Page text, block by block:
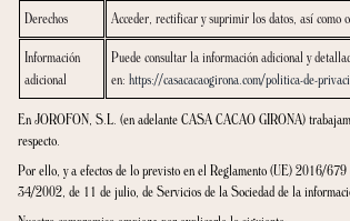
Legitimación Consentimiento expreso,
Destinatarios
No se cederán datos a terceros,
a empresas especializadas en
por obligación legal.
Derechos Acceder, rectificar y suprimir los